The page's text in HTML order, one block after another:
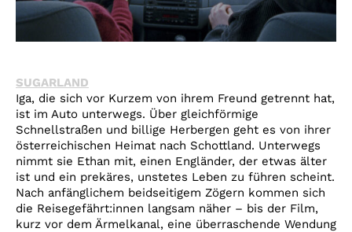
SUGARLAND
Iga, die sich vor Kurzem von ihrem Freund getrennt hat,
ist im Auto unterwegs. Über gleichförmige
Schnellstraßen und billige Herbergen geht es von ihrer
österreichischen Heimat nach Schottland. Unterwegs
nimmt sie Ethan mit, einen Engländer, der etwas älter
ist und ein prekäres, unstetes Leben zu führen scheint.
Nach anfänglichem beidseitigem Zögern kommen sich
die Reisegefährt:innen langsam näher – bis der Film,
kurz vor dem Ärmelkanal, eine überraschende Wendung